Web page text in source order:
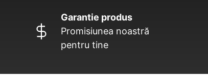
Garantie produs
Promisiunea noastră
pentru tine